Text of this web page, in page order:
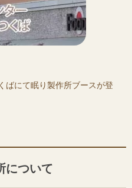
ばにて眠り製作所ブースが登
について